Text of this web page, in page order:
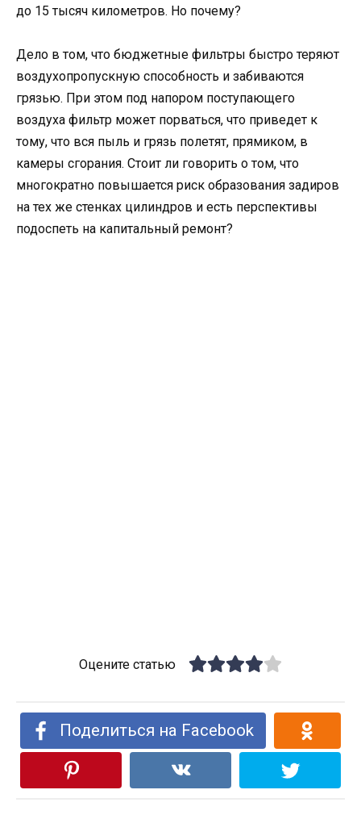
до 15 тысяч километров. Но почему?
Дело в том, что бюджетные фильтры быстро теряют
воздухопропускную способность и забиваются
грязью. При этом под напором поступающего
воздуха фильтр может порваться, что приведет к
тому, что вся пыль и грязь полетят, прямиком, в
камеры сгорания. Стоит ли говорить о том, что
многократно повышается риск образования задиров
на тех же стенках цилиндров и есть перспективы
подоспеть на капитальный ремонт?
Оцените статью
Поделиться на Facebook